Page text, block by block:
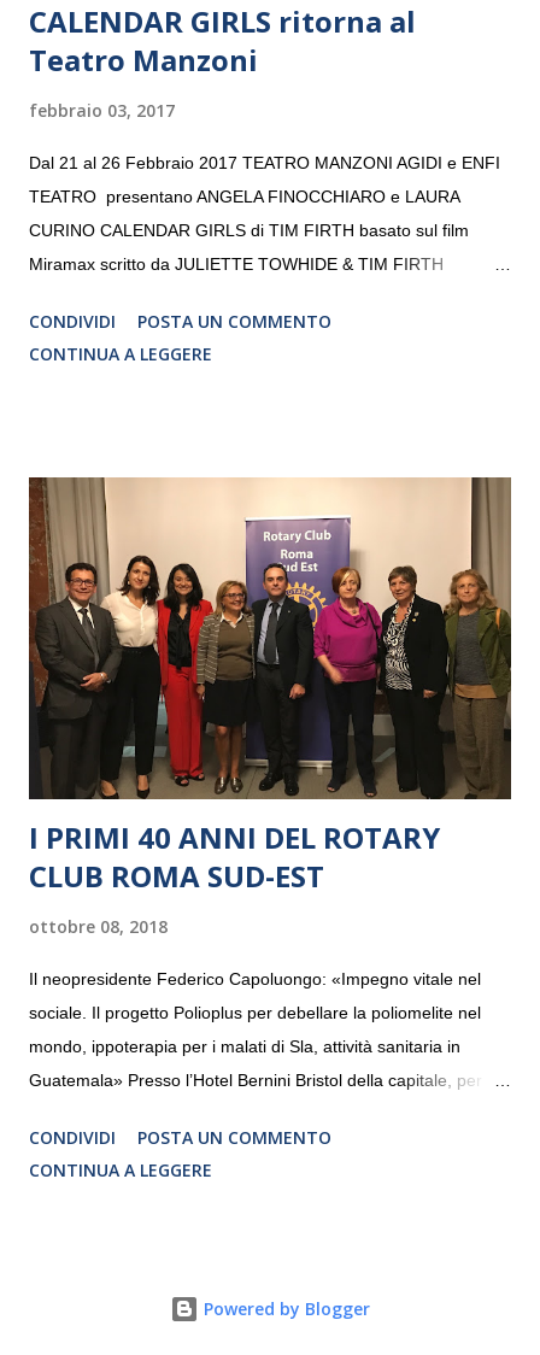
CALENDAR GIRLS ritorna al
Teatro Manzoni
febbraio 03, 2017
Dal 21 al 26 Febbraio 2017 TEATRO MANZONI AGIDI e ENFI
TEATRO presentano ANGELA FINOCCHIARO e LAURA
CURINO CALENDAR GIRLS di TIM FIRTH basato sul film
Miramax scritto da JULIETTE TOWHIDE & TIM FIRTH
CRISTINA PEZZOLI
CONDIVIDI
POSTA UN COMMENTO
CONTINUA A LEGGERE
I PRIMI 40 ANNI DEL ROTARY
CLUB ROMA SUD-EST
ottobre 08, 2018
Il neopresidente Federico Capoluongo: «Impegno vitale nel
sociale. Il progetto Polioplus per debellare la poliomelite nel
mondo, ippoterapia per i malati di Sla, attività sanitaria in
Guatemala» Presso l’Hotel Bernini Bristol della capitale, per la
programmazione del Rotary Club Roma Sud-Est che festeggia
i quaranta anni di attività. Un’occasione per raccontare al
riguardano sia il territorio che le missioni all’estero in paesi in
CONDIVIDI
POSTA UN COMMENTO
CONTINUA A LEGGERE
Powered by Blogger